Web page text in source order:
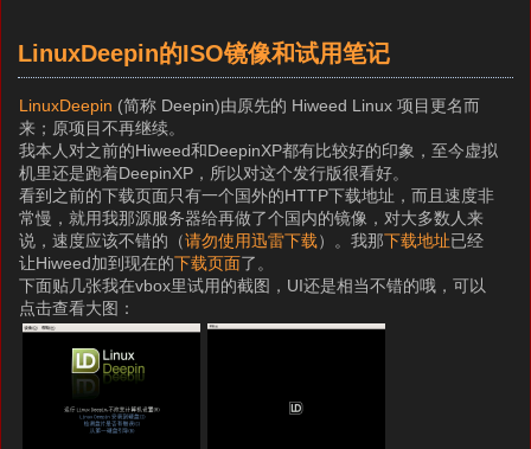
LinuxDeepin的ISO镜像和试用笔记
LinuxDeepin (简称 Deepin)由原先的 Hiweed Linux 项目更名而
来；原项目不再继续。
我本人对之前的Hiweed和DeepinXP都有比较好的印象，至今虚拟
机里还是跑着DeepinXP，所以对这个发行版很看好。
看到之前的下载页面只有一个国外的HTTP下载地址，而且速度非
常慢，就用我那源服务器给再做了个国内的镜像，对大多数人来
说，速度应该不错的（请勿使用迅雷下载）。我那下载地址已经
让Hiweed加到现在的下载页面了。
下面贴几张我在vbox里试用的截图，UI还是相当不错的哦，可以
点击查看大图：